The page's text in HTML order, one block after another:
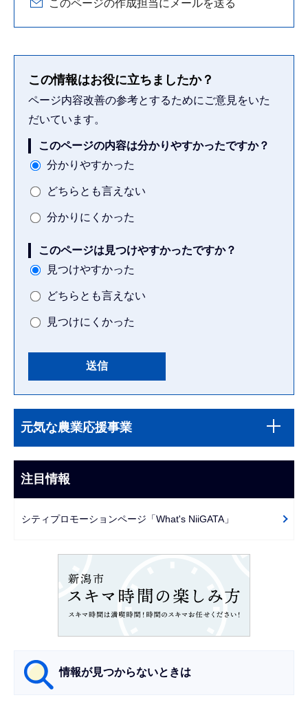
このページの作成担当にメールを送る
この情報はお役に立ちましたか？
ページ内容改善の参考とするためにご意見をいた
だいています。
このページの内容は分かりやすかったですか？
分かりやすかった
どちらとも言えない
分かりにくかった
このページは見つけやすかったですか？
見つけやすかった
どちらとも言えない
見つけにくかった
文
こ
ま
で
ビ
ー
元気な農業応援事業
注目情報
シティプロモーションページ「What's NiiGATA」
情報が見つからないときは